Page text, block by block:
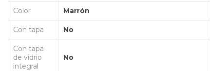
Color Marrón
Con tapa No
Con tapa
de vidrio
integral
No